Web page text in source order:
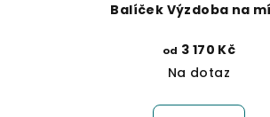
Balíček Výzdoba na
od 3 170 Kč
Na dotaz